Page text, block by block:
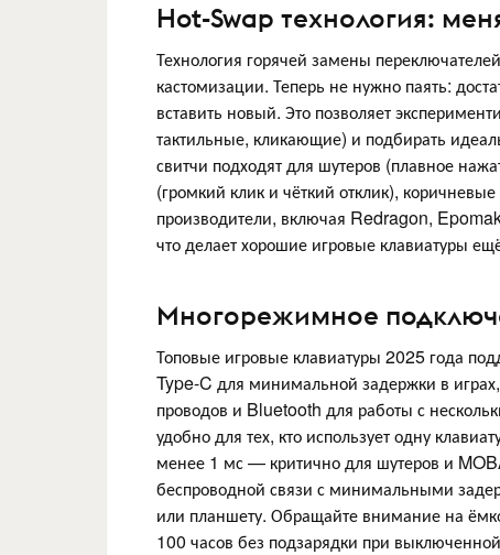
Hot-Swap технология:
Технология горячей замены
кастомизации. Теперь не нужно паять:
вставить новый. Это позволяет
тактильные, кликающие) и подбирать
свитчи подходят для шутеров (плавное
(громкий клик и чёткий отклик),
производители, включая Redragon,
что делает хорошие игровые клавиатуры
Многорежимное
Топовые игровые клавиатуры 2025 года
Type-C для минимальной задержки в
проводов и Bluetooth для работы с
удобно для тех, кто использует одну
менее 1 мс — критично для шутеров и
беспроводной связи с минимальными
или планшету. Обращайте внимание на
100 часов без подзарядки при